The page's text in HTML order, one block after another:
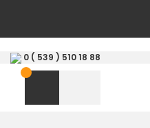
0 ( 539 ) 510 18 88